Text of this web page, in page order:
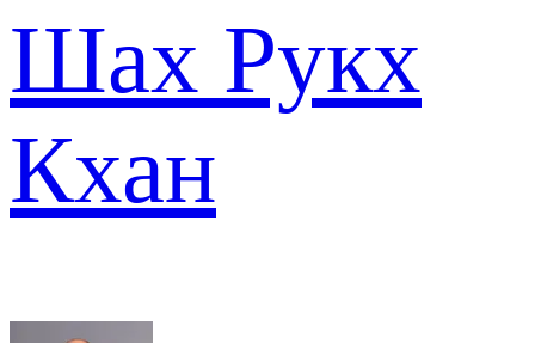
Шах Рукх
Кхан